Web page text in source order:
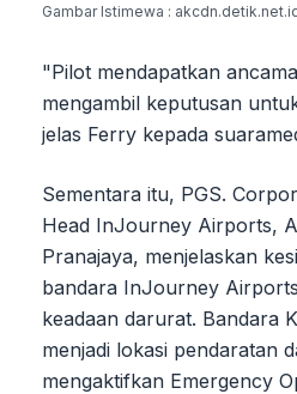
Gambar Istimewa :
"Pilot mendapatkan
mengambil keputusan
jelas Ferry kepada
Sementara itu, PGS.
Head InJourney Airports,
Pranajaya, menjelaskan
bandara InJourney
keadaan darurat. Bandara
menjadi lokasi pendaratan
mengaktifkan Emergency